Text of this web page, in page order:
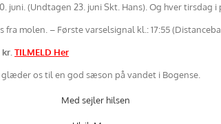
juni. (Undtagen 23. juni Skt. Hans). Og hver tirsdag
fra molen. – Første varselsignal kl.: 17:55
TILMELD Her
glæder os til en god sæson på vandet i Bogense.
Med sejler hilsen